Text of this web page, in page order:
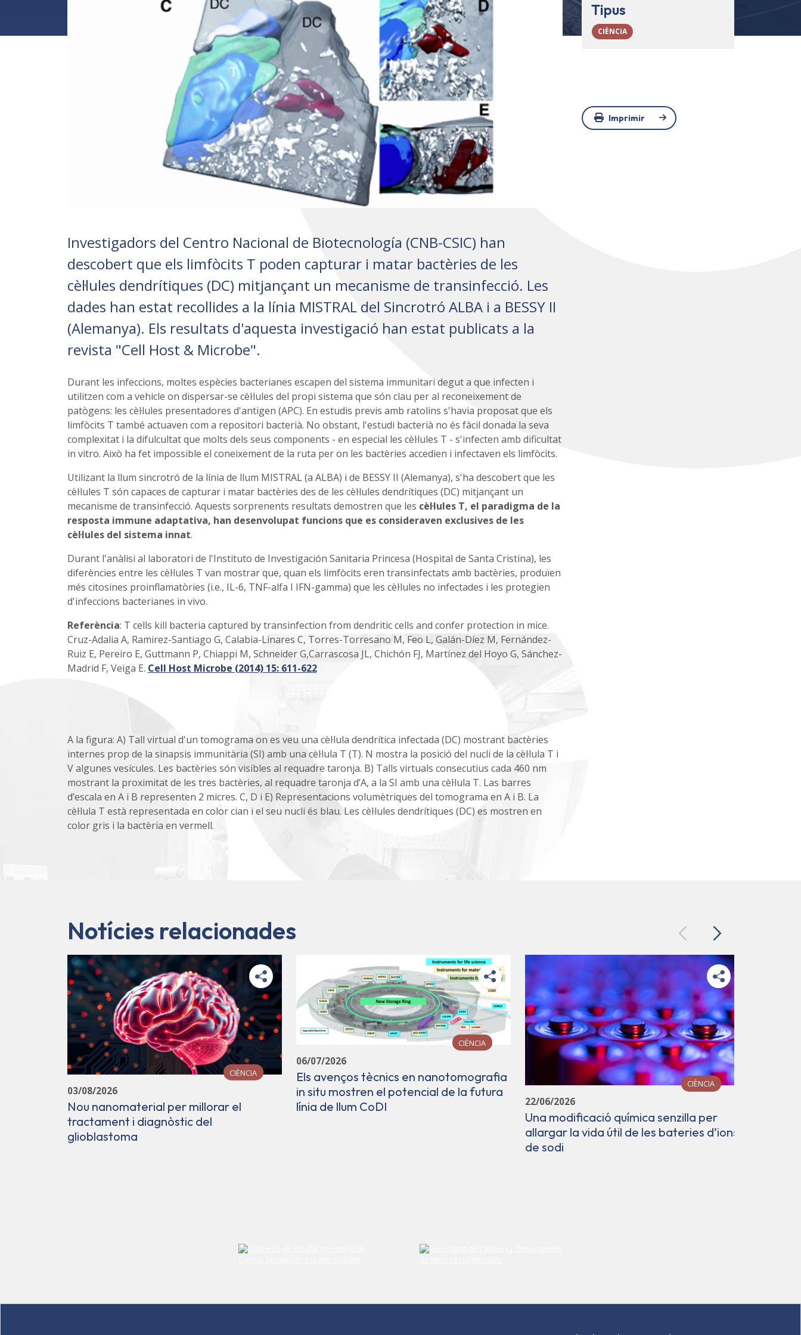
Investigadors del Centro Nacional de Biotecnología (CNB-CSIC) han
descobert que els limfòcits T poden capturar i matar bactèries de les
cèl·lules dendrítiques (DC) mitjançant un mecanisme de transinfecció. Les
dades han estat recollides a la línia MISTRAL del Sincrotró ALBA i a BESSY II
(Alemanya). Els resultats d'aquesta investigació han estat publicats a la
revista "Cell Host & Microbe".
Durant les infeccions, moltes espècies bacterianes escapen del sistema immunitari degut a que infecten i
utilitzen com a vehicle on dispersar-se cèl·lules del propi sistema que són clau per al reconeixement de
patògens: les cèl·lules presentadores d'antigen (APC). En estudis previs amb ratolins s'havia proposat que els
limfòcits T també actuaven com a repositori bacterià. No obstant, l'estudi bacterià no és fàcil donada la seva
complexitat i la difulcultat que molts dels seus components - en especial les cèl·lules T - s'infecten amb dificultat
in vitro. Això ha fet impossible el coneixement de la ruta per on les bactèries accedien i infectaven els limfòcits.
Utilizant la llum sincrotró de la línia de llum MISTRAL (a ALBA) i de BESSY II (Alemanya), s'ha descobert que les
cèl·lules T són capaces de capturar i matar bactèries des de les cèl·lules dendrítiques (DC) mitjançant un
mecanisme de transinfecció. Aquests sorprenents resultats demostren que les cèl·lules T, el paradigma de la
resposta immune adaptativa, han desenvolupat funcions que es consideraven exclusives de les
cèl·lules del sistema innat.
Durant l'anàlisi al laboratori de l'Instituto de Investigación Sanitaria Princesa (Hospital de Santa Cristina), les
diferències entre les cèl·lules T van mostrar que, quan els limfòcits eren transinfectats amb bactèries, produïen
més citosines proinflamatòries (i.e., IL-6, TNF-alfa I IFN-gamma) que les cèl·lules no infectades i les protegien
d'infeccions bacterianes in vivo.
Referència: T cells kill bacteria captured by transinfection from dendritic cells and confer protection in mice.
Cruz-Adalia A, Ramirez-Santiago G, Calabia-Linares C, Torres-Torresano M, Feo L, Galán-Díez M, Fernández-
Ruiz E, Pereiro E, Guttmann P, Chiappi M, Schneider G,Carrascosa JL, Chichón FJ, Martínez del Hoyo G, Sánchez-
Madrid F, Veiga E. Cell Host Microbe (2014) 15: 611-622
A la figura: A) Tall virtual d'un tomograma on es veu una cèl·lula dendrítica infectada (DC) mostrant bactèries
internes prop de la sinapsis immunitària (SI) amb una cèl·lula T (T). N mostra la posició del nucli de la cèl·lula T i
V algunes vesícules. Les bactèries són visibles al requadre taronja. B) Talls virtuals consecutius cada 460 nm
mostrant la proximitat de les tres bactèries, al requadre taronja d’A, a la SI amb una cèl·lula T. Las barres
d’escala en A i B representen 2 micres. C, D i E) Representacions volumètriques del tomograma en A i B. La
cèl·lula T està representada en color cian i el seu nucli és blau. Les cèl·lules dendrítiques (DC) es mostren en
color gris i la bactèria en vermell.
Tipus
CIÈNCIA
Imprimir
Notícies relacionades PreviousNext
CIÈNCIA
03/08/2026
Nou nanomaterial per millorar el
tractament i diagnòstic del
glioblastoma
CIÈNCIA
06/07/2026
Els avenços tècnics en nanotomografia
in situ mostren el potencial de la futura
línia de llum CoDI
CIÈNCIA
22/06/2026
Una modificació química senzilla per
allargar la vida útil de les bateries d’ions
de sodi